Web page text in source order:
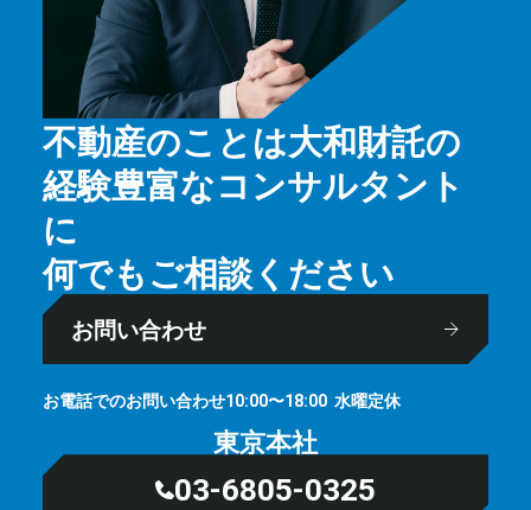
不動産のことは大和財託の
経験豊富なコンサルタント
に
何でもご相談ください
お問い合わせ
お電話でのお問い合わせ10:00〜18:00 ⽔曜定休
東京本社
03-6805-0325